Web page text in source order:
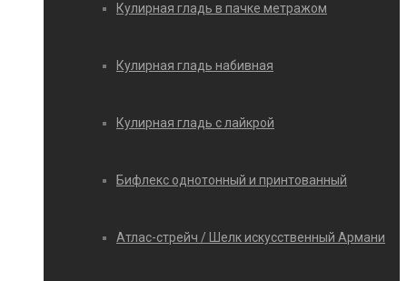
Кулирная гладь в пачке метражом
Кулирная гладь набивная
Кулирная гладь с лайкрой
Бифлекс однотонный и принтованный
Атлас-стрейч / Шелк искусственный Армани